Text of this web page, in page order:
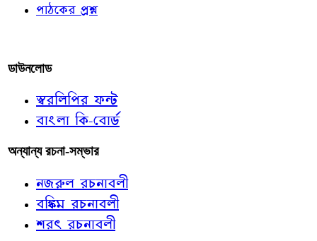
পাঠকের প্রশ্ন
ডাউনলোড
স্বরলিপির ফন্ট
বাংলা কি-বোর্ড
অন্যান্য রচনা-সম্ভার
নজরুল রচনাবলী
বঙ্কিম রচনাবলী
শরৎ রচনাবলী